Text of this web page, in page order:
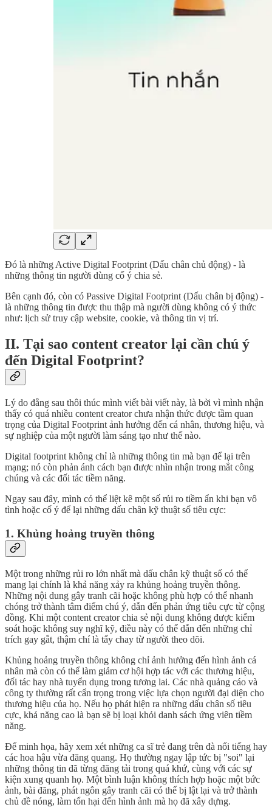
Đó là những Active Digital Footprint (Dấu chân chủ động) - là
những thông tin người dùng cố ý chia sẻ.
Bên cạnh đó, còn có Passive Digital Footprint (Dấu chân bị động) -
là những thông tin được thu thập mà người dùng không có ý thức
như: lịch sử truy cập website, cookie, và thông tin vị trí.
II. Tại sao content creator lại cần chú ý
đến Digital Footprint?
Lý do đằng sau thôi thúc mình viết bài viết này, là bởi vì mình nhận
thấy có quá nhiều content creator chưa nhận thức được tầm quan
trọng của Digital Footprint ảnh hưởng đến cá nhân, thương hiệu, và
sự nghiệp của một người làm sáng tạo như thế nào.
Digital footprint không chỉ là những thông tin mà bạn để lại trên
mạng; nó còn phản ánh cách bạn được nhìn nhận trong mắt công
chúng và các đối tác tiềm năng.
Ngay sau đây, mình có thể liệt kê một số rủi ro tiềm ẩn khi bạn vô
tình hoặc cố ý để lại những dấu chân kỹ thuật số tiêu cực:
1. Khủng hoảng truyền thông
Một trong những rủi ro lớn nhất mà dấu chân kỹ thuật số có thể
mang lại chính là khả năng xảy ra khủng hoảng truyền thông.
Những nội dung gây tranh cãi hoặc không phù hợp có thể nhanh
chóng trở thành tâm điểm chú ý, dẫn đến phản ứng tiêu cực từ cộng
đồng. Khi một content creator chia sẻ nội dung không được kiểm
soát hoặc không suy nghĩ kỹ, điều này có thể dẫn đến những chỉ
trích gay gắt, thậm chí là tẩy chay từ người theo dõi.
Khủng hoảng truyền thông không chỉ ảnh hưởng đến hình ảnh cá
nhân mà còn có thể làm giảm cơ hội hợp tác với các thương hiệu,
đối tác hay nhà tuyển dụng trong tương lai. Các nhà quảng cáo và
công ty thường rất cẩn trọng trong việc lựa chọn người đại diện cho
thương hiệu của họ. Nếu họ phát hiện ra những dấu chân số tiêu
cực, khả năng cao là bạn sẽ bị loại khỏi danh sách ứng viên tiềm
năng.
Để minh họa, hãy xem xét những ca sĩ trẻ đang trên đà nổi tiếng hay
các hoa hậu vừa đăng quang. Họ thường ngay lập tức bị "soi" lại
những thông tin đã từng đăng tải trong quá khứ, cùng với các sự
kiện xung quanh họ. Một bình luận không thích hợp hoặc một bức
ảnh, bài đăng, phát ngôn gây tranh cãi có thể bị lật lại và trở thành
chủ đề nóng, làm tổn hại đến hình ảnh mà họ đã xây dựng.